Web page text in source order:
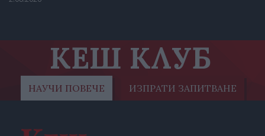
КЕШ КЛУБ
НАУЧИ ПОВЕЧЕ ИЗПРАТИ ЗАПИТВАНЕ